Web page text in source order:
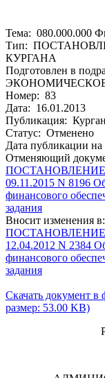
Тема: 080.000.000
Тип:
КУРГАНА
Подготовлен в
Номер: 83
Дата: 16.01.2013
Публикация:
Статус: Отменено
Дата публикации на
Отменяющий
ПОСТАНОВЛЕНИЕ
09.11.2015 N 8196
финансового
задания
Вносит изменения в:
ПОСТАНОВЛЕНИЕ
12.04.2012 N 2384
финансового
задания
Скачать документ в
размер: 53.00 KB)